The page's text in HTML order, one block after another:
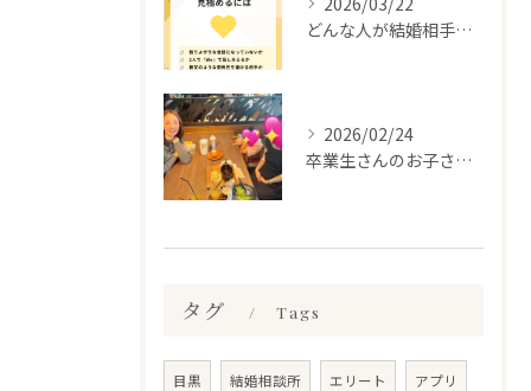
どんな人が結婚相手だといいのか
2026/02/24
卒業生さんのお子さんに会って来ました✨
タグ Tags
目黒 結婚相談所 エリート アプリ